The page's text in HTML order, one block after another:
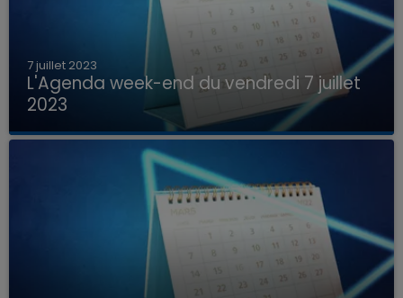
7 juillet 2023
L'Agenda week-end du vendredi 7 juillet
2023
Que faire ce week-end dans les hauts-de-
France, la Marne et les Ardennes ?